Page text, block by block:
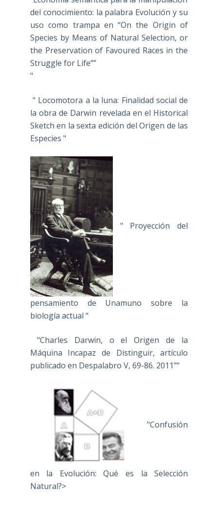
del conocimiento: la palabra Evolución y su
uso como trampa en “On the Origin of
Species by Means of Natural Selection, or
the Preservation of Favoured Races in the
Struggle for Life””
"
" Locomotora a la luna: Finalidad social de
la obra de Darwin revelada en el Historical
Sketch en la sexta edición del Origen de las
Especies "
" Proyección del
pensamiento de Unamuno sobre la
biología actual “
"Charles Darwin, o el Origen de la
Máquina Incapaz de Distinguir, artículo
publicado en Despalabro V, 69-86. 2011""
"Confusión
en la Evolución: Qué es la Selección
Natural?>